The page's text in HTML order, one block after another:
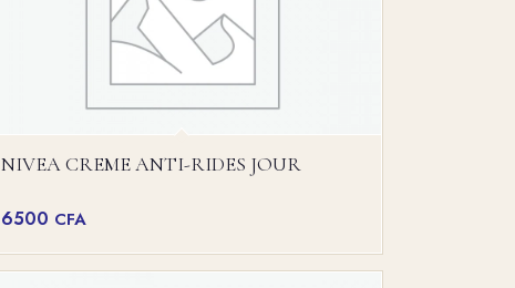
NIVEA CREME ANTI-RIDES JOUR
6500 CFA